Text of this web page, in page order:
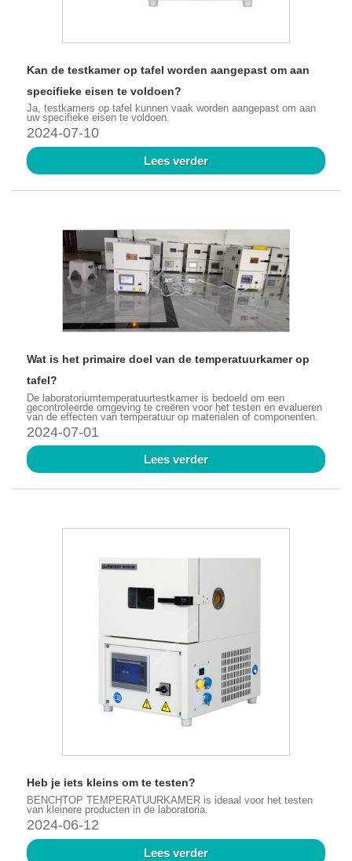
Kan de testkamer op tafel worden aangepast om aan
specifieke eisen te voldoen?
Ja, testkamers op tafel kunnen vaak worden aangepast om aan
uw specifieke eisen te voldoen.
2024-07-10
Lees verder
Wat is het primaire doel van de temperatuurkamer op
tafel?
De laboratoriumtemperatuurtestkamer is bedoeld om een ​​
gecontroleerde omgeving te creëren voor het testen en evalueren
van de effecten van temperatuur op materialen of componenten.
2024-07-01
Lees verder
Heb je iets kleins om te testen?
BENCHTOP TEMPERATUURKAMER is ideaal voor het testen
van kleinere producten in de laboratoria.
2024-06-12
Lees verder